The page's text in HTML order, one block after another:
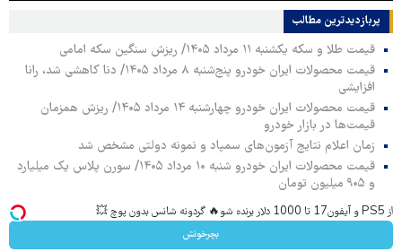
پربازدیدترین‌ مطالب
قیمت طلا و سکه یکشنبه ۱۱ مرداد ۱۴۰۵/ ریزش سنگین سکه امامی
قیمت محصولات ایران خودرو پنج‌شنبه ۸ مرداد ۱۴۰۵/ دنا کاهشی شد، رانا
افزایشی
قیمت محصولات ایران خودرو چهارشنبه ۱۴ مرداد ۱۴۰۵/ ریزش همزمان
قیمت‌ها در بازار خودرو
زمان اعلام نتایج آزمون‌های سمپاد و نمونه دولتی مشخص شد
قیمت محصولات ایران خودرو شنبه ۱۰ مرداد ۱۴۰۵/ سورن پلاس یک میلیارد
و ۹۰۵ میلیون تومان
از PS5 و آیفون17 تا 1000 دلار برنده شو🔥 گردونه شانس بدون پوچ 💥
بچرخونش